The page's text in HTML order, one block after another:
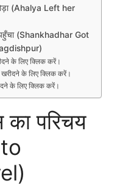
(Ahalya Left her
(Shankhadhar Got
के लिए क्लिक करें।
खरीदने के लिए क्लिक करें।
के लिए क्लिक करें।
का परिचय